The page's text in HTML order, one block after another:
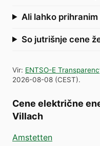
Ali lahko
So jutrišnje cene
Vir: ENTSO-E
2026-08-08 (CEST).
Cene električne
Villach
Amstetten